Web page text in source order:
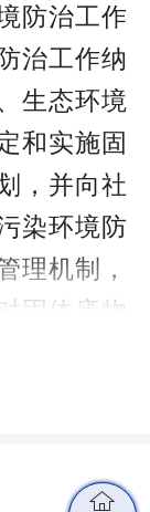
防治工作
治工作纳
生态环境
和实施固
，并向社
染环境防
理机制，
固体废物
加强隐患